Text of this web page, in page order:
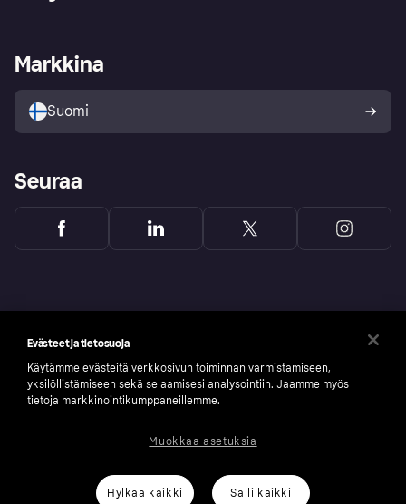
Kirjaudu sisään
Tutustu kauppoihin
Ostajan turva
Kirjaudu sisään yrityksenä
Markkina
Suomi
Seuraa
number: 556737-0431
Evästeet ja tietosuoja
Käytämme evästeitä verkkosivun toiminnan varmistamiseen,
yksilöllistämiseen sekä selaamisesi analysointiin. Jaamme myös
tietoja markkinointikumppaneillemme.
Hylkää kaikki Salli kaikki
Muokkaa asetuksia